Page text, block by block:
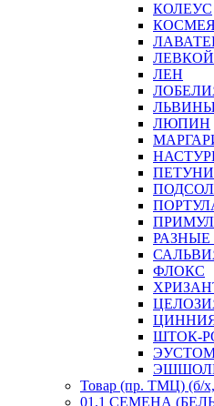
КОЛЕУС
ЛЕВКОЙ
ЛЕН
ЛЮПИН
ФЛОКС
ШТОК-
Товар (пр. ТМЦ) (б/
01.1 СЕМЕНА